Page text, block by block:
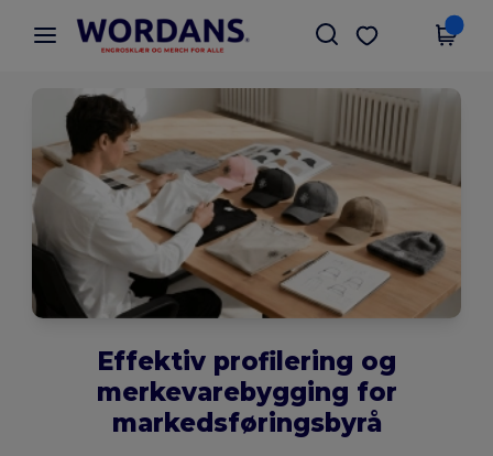
× Wordans-app
Bedre priser i appen!
Last ned app
Effektiv profilering og
merkevarebygging for
markedsføringsbyrå